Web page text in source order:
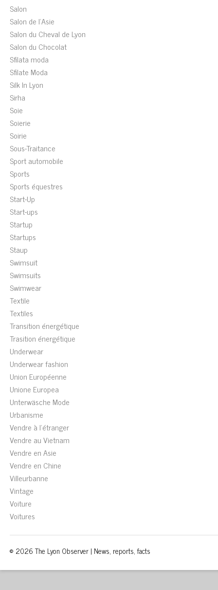
Salon
Salon de l'Asie
Salon du Cheval de Lyon
Salon du Chocolat
Sfilata moda
Sfilate Moda
Silk In Lyon
Sirha
Soie
Soierie
Soirie
Sous-Traitance
Sport automobile
Sports
Sports équestres
Start-Up
Start-ups
Startup
Startups
Staup
Swimsuit
Swimsuits
Swimwear
Textile
Textiles
Transition énergétique
Trasition énergétique
Underwear
Underwear fashion
Union Européenne
Unione Europea
Unterwäsche Mode
Urbanisme
Vendre à l'étranger
Vendre au Vietnam
Vendre en Asie
Vendre en Chine
Villeurbanne
Vintage
Voiture
Voitures
© 2026 The Lyon Observer | News, reports, facts